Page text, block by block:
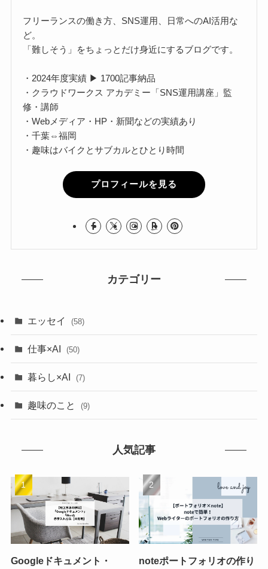
フリーランスの働き方、SNS運用、日常へのAI活用な
ど。
「難しそう」をちょっとだけ身近にするブログです。
・2024年度実績 ▶ 1700記事納品
・クラウドワークス アカデミー「SNS運用講座」監
修・講師
・Webメディア・HP・新聞などの実績あり
・千葉⇔福岡
・趣味はバイクとサブカルとひとり時間
プロフィールを見る
カテゴリー
エッセイ (58)
仕事×AI (50)
暮らし×AI (7)
趣味のこと (9)
人気記事
Googleドキュメント・
noteポートフォリオの作り